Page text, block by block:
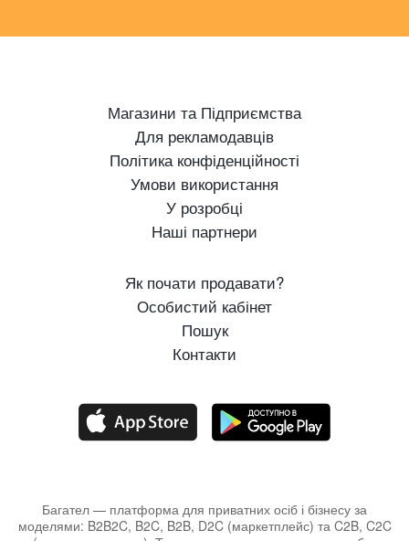
Магазини та Підприємства
Для рекламодавців
Політика конфіденційності
Умови використання
У розробці
Наші партнери
Як почати продавати?
Особистий кабінет
Пошук
Контакти
Багател — платформа для приватних осіб і бізнесу за
моделями: B2B2C, B2C, B2B, D2C (маркетплейс) та C2B, C2C